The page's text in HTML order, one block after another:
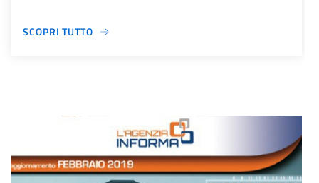
SCOPRI TUTTO